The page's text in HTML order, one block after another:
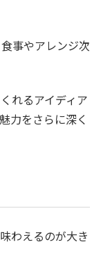
事やアレンジ次
れるアイディア
力をさらに深く
わえるのが大き